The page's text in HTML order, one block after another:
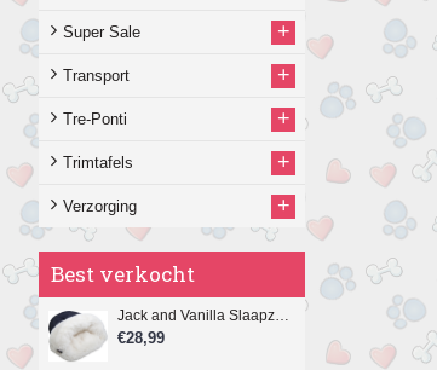
Super Sale +
Transport +
Tre-Ponti +
Trimtafels +
Verzorging +
Best verkocht
Jack and Vanilla Slaapzak, 4-in-1 Play & Sleep, 40 x 50 cm.
€28,99